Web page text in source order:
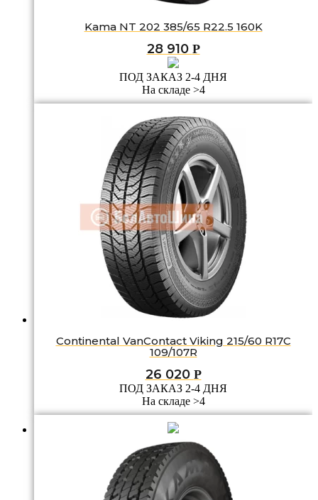
Kama NT 202 385/65 R22.5 160K
28 910 Р
ПОД ЗАКАЗ 2-4 ДНЯ
На складе >4
Continental VanContact Viking 215/60 R17C
109/107R
26 020 Р
ПОД ЗАКАЗ 2-4 ДНЯ
На складе >4